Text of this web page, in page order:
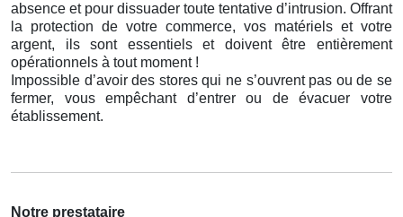
absence et pour dissuader toute tentative d’intrusion. Offrant
la protection de votre commerce, vos matériels et votre
argent, ils sont essentiels et doivent être entièrement
opérationnels à tout moment !
Impossible d’avoir des stores qui ne s’ouvrent pas ou de se
fermer, vous empêchant d’entrer ou de évacuer votre
établissement.
Notre prestataire